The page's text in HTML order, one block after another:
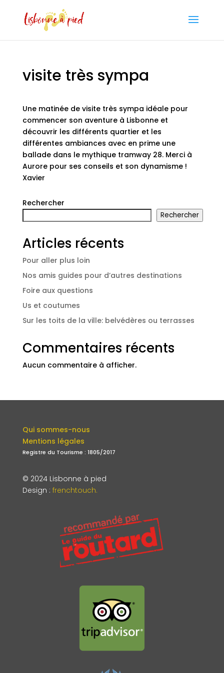
visite très sympa
Une matinée de visite très sympa idéale pour
commencer son aventure à Lisbonne et
découvrir les différents quartier et les
différentes ambiances avec en prime une
ballade dans le mythique tramway 28. Merci à
Aurore pour ses conseils et son dynamisme !
Xavier
Rechercher
Rechercher
Articles récents
Pour aller plus loin
Nos amis guides pour d’autres destinations
Foire aux questions
Us et coutumes
Sur les toits de la ville: belvédères ou terrasses
Commentaires récents
Aucun commentaire à afficher.
Qui sommes-nous
Mentions légales
Registre du Tourisme : 1805/2017
© 2024 Lisbonne à pied
Design : frenchtouch.